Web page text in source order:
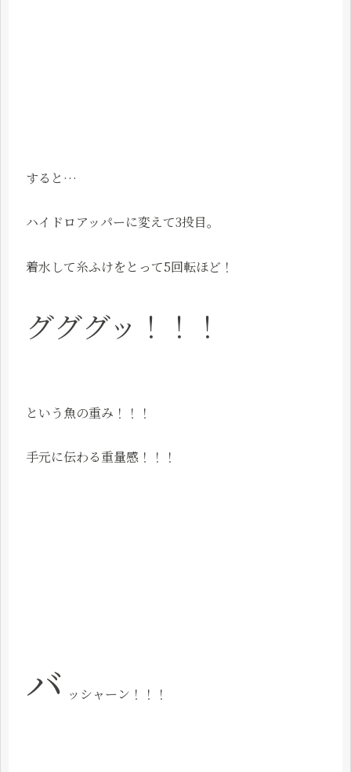
すると…
ハイドロアッパーに変えて3投目。
着水して糸ふけをとって5回転ほど！
グググッ！！！
という魚の重み！！！
手元に伝わる重量感！！！
バ ッシャーン！！！